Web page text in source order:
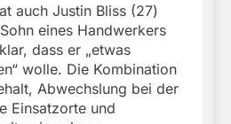
auch Justin Bliss (27)
eines Handwerkers
dass er „etwas
wolle. Die Kombination
Abwechslung bei der
Einsatzorte und